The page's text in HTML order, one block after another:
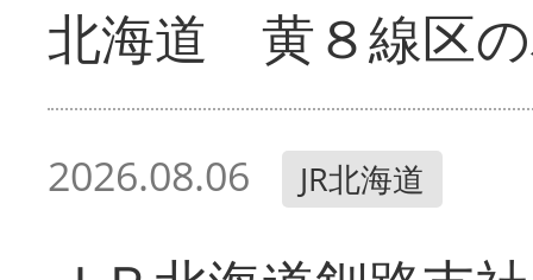
北海道 黄８線区
2026.08.06 JR北海道